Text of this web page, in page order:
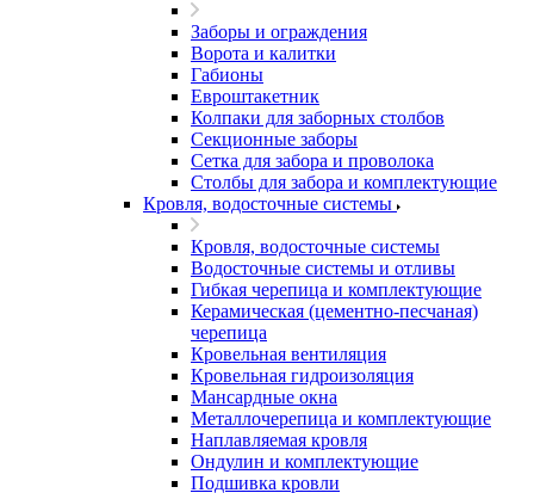
Заборы и ограждения
Ворота и калитки
Габионы
Евроштакетник
Колпаки для заборных столбов
Секционные заборы
Сетка для забора и проволока
Столбы для забора и комплектующие
Кровля, водосточные системы
Кровля, водосточные системы
Водосточные системы и отливы
Гибкая черепица и комплектующие
Керамическая (цементно-песчаная)
черепица
Кровельная вентиляция
Кровельная гидроизоляция
Мансардные окна
Металлочерепица и комплектующие
Наплавляемая кровля
Ондулин и комплектующие
Подшивка кровли